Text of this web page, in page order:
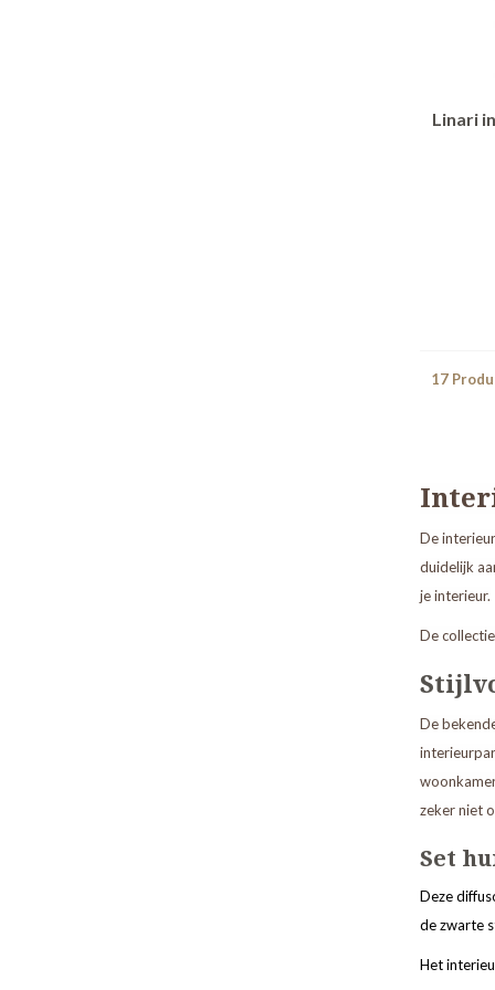
Linari
17
De
duidelijk
je interieur.
De
De
zeker niet
Set
Deze
de zwarte
Het